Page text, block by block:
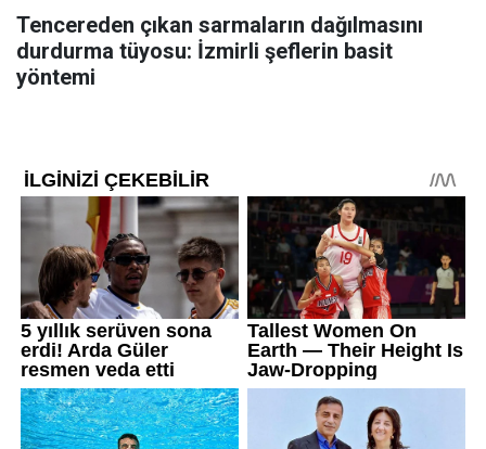
Tencereden çıkan sarmaların dağılmasını
durdurma tüyosu: İzmirli şeflerin basit
yöntemi